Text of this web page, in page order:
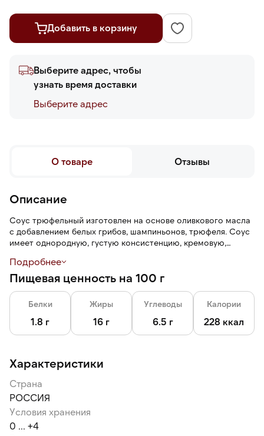
Добавить в корзину
Выберите адрес, чтобы
узнать время доставки
Выберите адреc
О товаре Отзывы
Описание
Соус трюфельный изготовлен на основе оливкового масла
с добавлением белых грибов, шампиньонов, трюфеля. Соус
имеет однородную, густую консистенцию, кремовую,
грибной вкус с землистыми нотами.
Подробнее
Пищевая ценность на 100 г
Белки
1.8 г
Жиры
16 г
Углеводы
6.5 г
Калории
228 ккал
Характеристики
Страна
РОССИЯ
Условия хранения
0 ... +4